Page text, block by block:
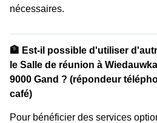
nécessaires.
🏦 Est-il possible d'utiliser
le Salle de réunion à
9000 Gand ? (répondeur
café)
Pour bénéficier des services